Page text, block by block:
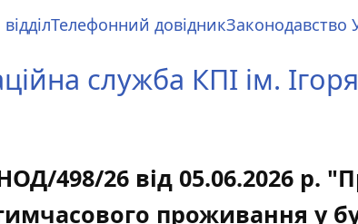
Телефонний довідникЗаконодавство
служба КПІ ім.
498/26 від 05.06.2026 р.
проживання у